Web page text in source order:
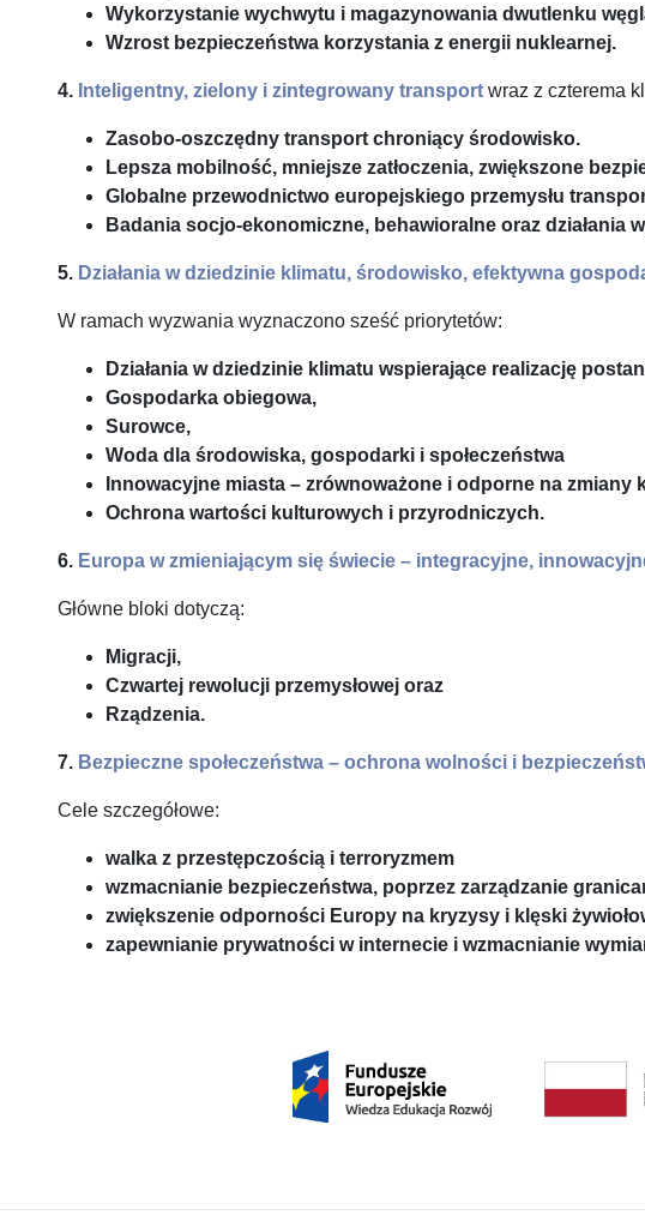
Wykorzystanie wychwytu i magazynowania dwutlenku
Wzrost bezpieczeństwa korzystania z energii nuklearnej.
4. Inteligentny, zielony i zintegrowany transport wraz z czterema
Zasobo-oszczędny transport chroniący środowisko.
Lepsza mobilność, mniejsze zatłoczenia, zwiększone
Globalne przewodnictwo europejskiego przemysłu
Badania socjo-ekonomiczne, behawioralne oraz działania
5. Działania w dziedzinie klimatu, środowisko, efektywna
W ramach wyzwania wyznaczono sześć priorytetów:
Działania w dziedzinie klimatu wspierające realizację
Gospodarka obiegowa,
Surowce,
Woda dla środowiska, gospodarki i społeczeństwa
Innowacyjne miasta – zrównoważone i odporne na zmiany
Ochrona wartości kulturowych i przyrodniczych.
6. Europa w zmieniającym się świecie – integracyjne,
Główne bloki dotyczą:
Migracji,
Czwartej rewolucji przemysłowej oraz
Rządzenia.
7. Bezpieczne społeczeństwa – ochrona wolności i
Cele szczegółowe:
walka z przestępczością i terroryzmem
wzmacnianie bezpieczeństwa, poprzez zarządzanie
zwiększenie odporności Europy na kryzysy i klęski
zapewnianie prywatności w internecie i wzmacnianie